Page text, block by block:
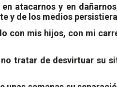
atacarnos y en
y de los medios
con mis hijos, con mi
tratar de desvirtuar su